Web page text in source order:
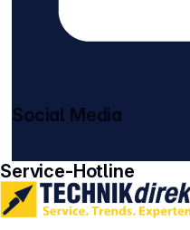
Service-Hotline
Social Media